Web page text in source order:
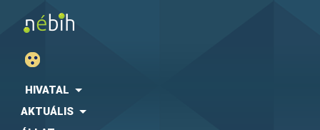
HIVATAL
AKTUÁLIS